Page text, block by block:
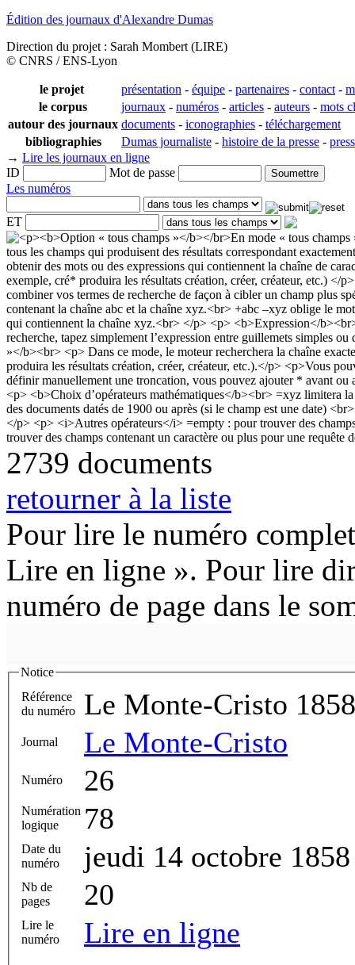
Édition des journaux d'Alexandre Dumas
Direction du projet : Sarah Mombert (LIRE)
© CNRS / ENS-Lyon
le projet présentation - équipe - partenaires - contact -
le corpus
journaux - numéros - articles - auteurs - mots
autour des journaux documents - iconographies - téléchargement
bibliographies
Dumas journaliste - histoire de la presse -
→ Lire les journaux en ligne
ID
Mot de passe
Les numéros
ET
2739 documents
retourner à la liste
Pour lire le numéro
Lire en ligne ». Pour lire
numéro de page dans le
Notice
Référence
du numéro
Le Monte-Cristo
Journal Le Monte-Cristo
Numéro 26
Numération
logique
78
Date du
numéro
jeudi 14 octobre 1858
Nb de
pages
20
Lire le
numéro
Lire en ligne